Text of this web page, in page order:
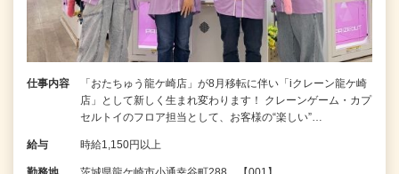
仕事内容
「おたちゅう龍ケ崎店」が8月移転に伴い「iクレーン龍ケ崎
店」として新しく生まれ変わります！ クレーンゲーム・カプ
セルトイのフロア担当として、お客様の“楽しい”…
給与 時給1,150円以上